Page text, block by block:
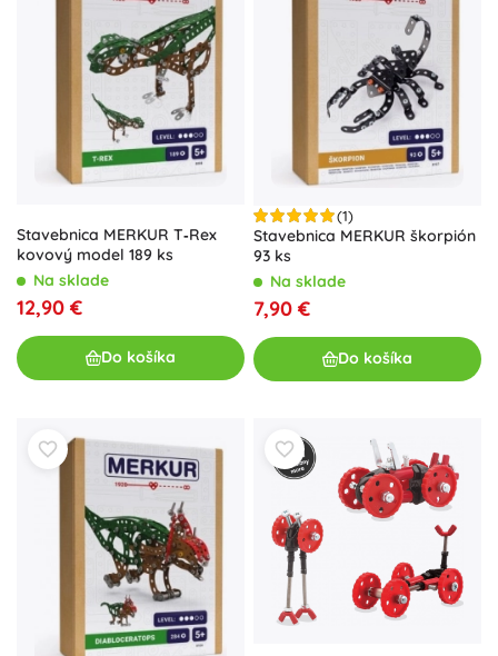
Stavebnica MERKUR T‑Rex
kovový model 189 ks
Na sklade
12,90 €
Do košíka
(1)
Stavebnica MERKUR škorpión
93 ks
Na sklade
7,90 €
Do košíka